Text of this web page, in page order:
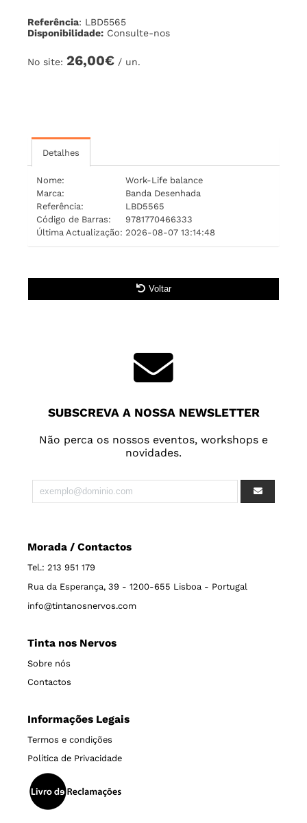
Referência: LBD5565
Disponibilidade: Consulte-nos
No site: 26,00€ / un.
Detalhes
Nome:
Work-Life balance
Marca:
Banda Desenhada
Referência:
LBD5565
Código de Barras:
9781770466333
Última Actualização: 2026-08-07 13:14:48
Voltar
SUBSCREVA A NOSSA NEWSLETTER
Não perca os nossos eventos, workshops e
novidades.
Morada / Contactos
Tel.: 213 951 179
Rua da Esperança, 39 - 1200-655 Lisboa - Portugal
info@tintanosnervos.com
Tinta nos Nervos
Sobre nós
Contactos
Informações Legais
Termos e condições
Política de Privacidade